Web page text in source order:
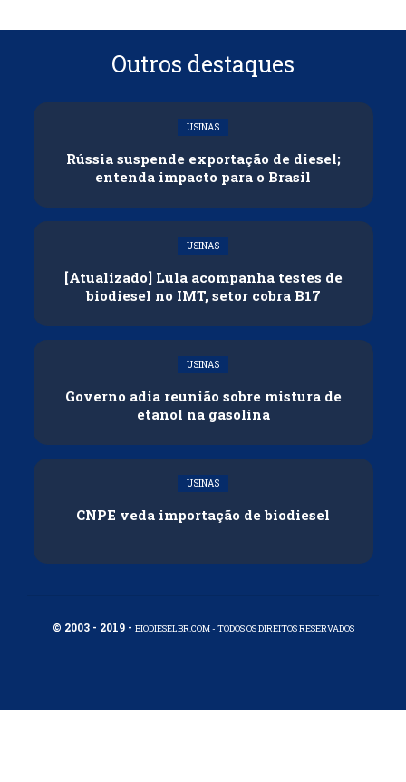
Outros destaques
USINAS
Rússia suspende exportação de diesel;
entenda impacto para o Brasil
USINAS
[Atualizado] Lula acompanha testes de
biodiesel no IMT, setor cobra B17
USINAS
Governo adia reunião sobre mistura de
etanol na gasolina
USINAS
CNPE veda importação de biodiesel
© 2003 - 2019 - BIODIESELBR.COM - TODOS OS DIREITOS RESERVADOS